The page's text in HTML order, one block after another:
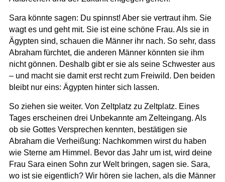
Sara könnte sagen: Du spinnst! Aber sie vertraut ihm. Sie
wagt es und geht mit. Sie ist eine schöne Frau. Als sie in
Ägypten sind, schauen die Männer ihr nach. So sehr, dass
Abraham fürchtet, die anderen Männer könnten sie ihm
nicht gönnen. Deshalb gibt er sie als seine Schwester aus
– und macht sie damit erst recht zum Freiwild. Den beiden
bleibt nur eins: Ägypten hinter sich lassen.
So ziehen sie weiter. Von Zeltplatz zu Zeltplatz. Eines
Tages erscheinen drei Unbekannte am Zelteingang. Als
ob sie Gottes Versprechen kennten, bestätigen sie
Abraham die Verheißung: Nachkommen wirst du haben
wie Sterne am Himmel. Bevor das Jahr um ist, wird deine
Frau Sara einen Sohn zur Welt bringen, sagen sie. Sara,
wo ist sie eigentlich? Wir hören sie lachen, als die Männer